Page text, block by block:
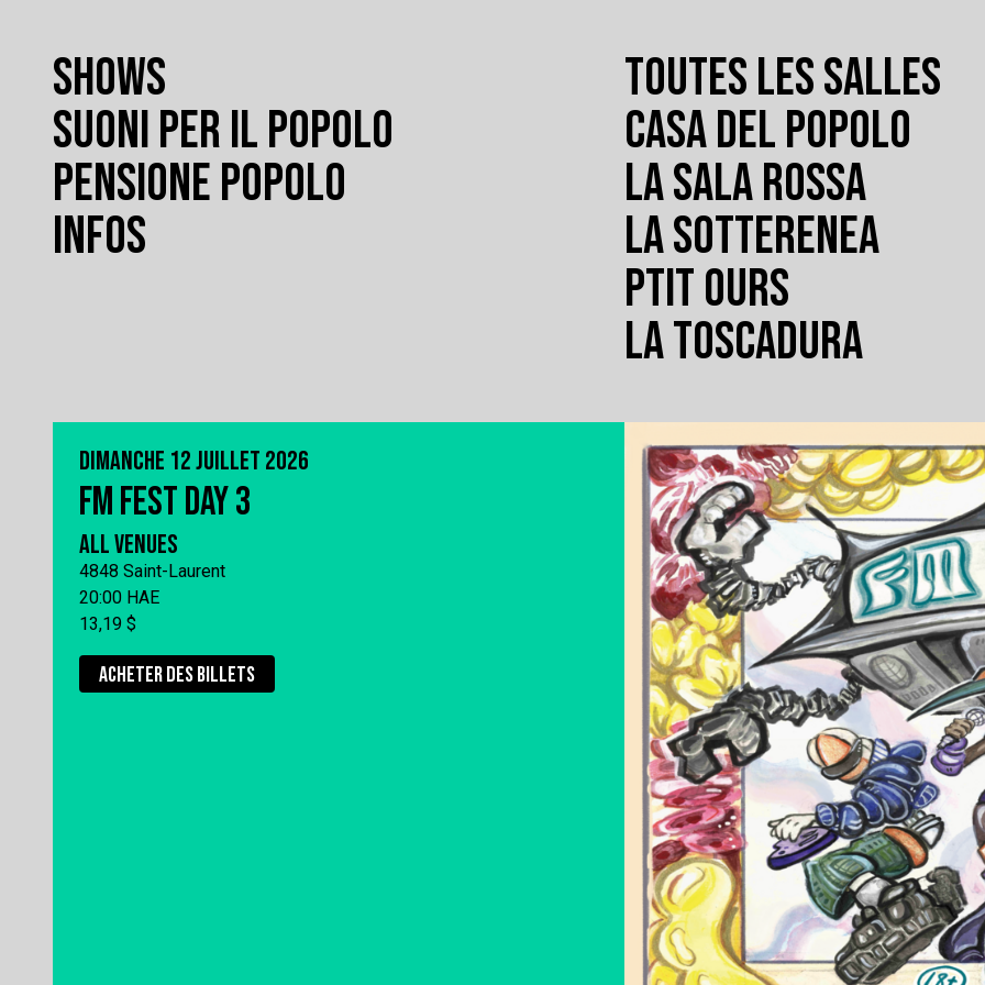
SHOWS
SUONI PER IL POPOLO
PENSIONE POPOLO
INFOS
TOUTES LES SALLES
CASA DEL POPOLO
LA SALA ROSSA
LA SOTTERENEA
PTIT OURS
LA TOSCADURA
DIMANCHE 12 JUILLET 2026
FM FEST DAY 3
ALL VENUES
4848 Saint-Laurent
20:00 HAE
13,19 $
ACHETER DES BILLETS